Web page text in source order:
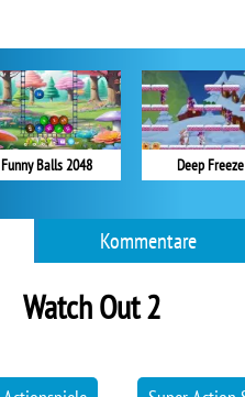
Funny Balls 2048 Deep Freeze
Kommentare
Watch Out 2